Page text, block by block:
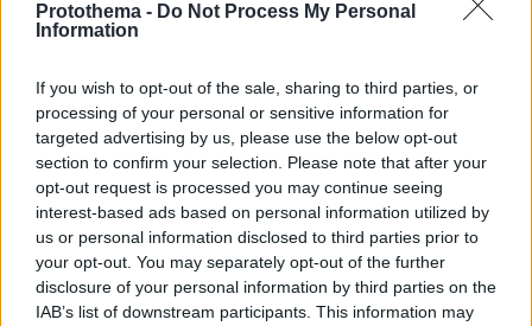
Protothema - Do Not Process My Personal
Information
If you wish to opt-out of the sale, sharing to third parties, or
processing of your personal or sensitive information for
targeted advertising by us, please use the below opt-out
section to confirm your selection. Please note that after your
opt-out request is processed you may continue seeing
interest-based ads based on personal information utilized by
us or personal information disclosed to third parties prior to
your opt-out. You may separately opt-out of the further
disclosure of your personal information by third parties on the
IAB’s list of downstream participants. This information may